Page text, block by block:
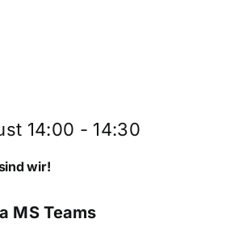
wir!
14:00 - 14:30
MS Teams